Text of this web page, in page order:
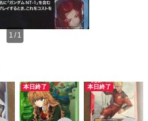
1 / 1
本日終了 本日終了